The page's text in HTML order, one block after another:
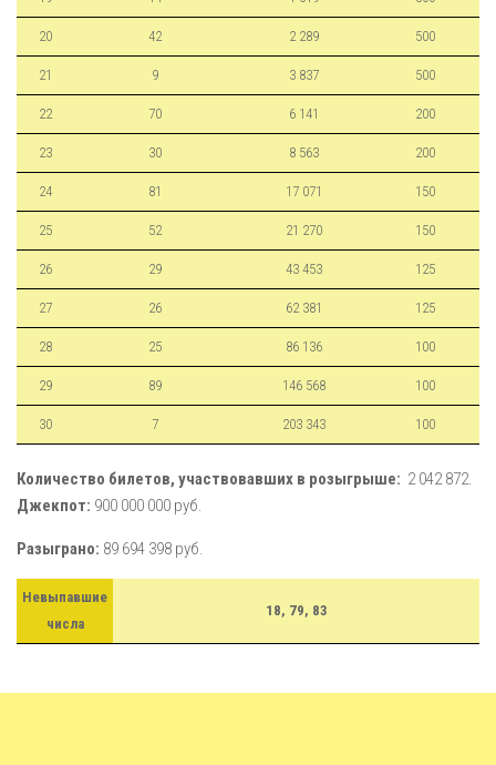
20 42 2 289 500
21 9 3 837 500
22 70 6 141 200
23 30 8 563 200
24 81 17 071 150
25 52 21 270 150
26 29 43 453 125
27 26 62 381 125
28 25 86 136 100
29 89 146 568 100
30 7 203 343 100
Количество билетов, участвовавших в розыгрыше: 2 042 872.
Джекпот: 900 000 000 руб.
Разыграно: 89 694 398 руб.
Невыпавшие
числа
18, 79, 83